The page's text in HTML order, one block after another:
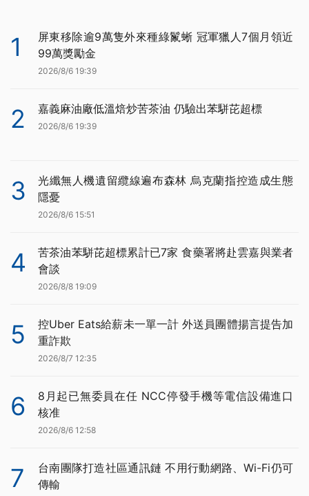
1
屏東移除逾9萬隻外來種綠鬣蜥 冠軍獵人7個月領近
99萬獎勵金
2026/8/6 19:39
2 嘉義麻油廠低溫焙炒苦茶油 仍驗出苯駢芘超標
2026/8/6 19:39
3
光纖無人機遺留纜線遍布森林 烏克蘭指控造成生態
隱憂
2026/8/6 15:51
4
苦茶油苯駢芘超標累計已7家 食藥署將赴雲嘉與業者
會談
2026/8/8 19:09
5
控Uber Eats給薪未一單一計 外送員團體揚言提告加
重詐欺
2026/8/7 12:35
6
8月起已無委員在任 NCC停發手機等電信設備進口
核准
2026/8/6 12:58
7
台南團隊打造社區通訊鏈 不用行動網路、Wi-Fi仍可
傳輸